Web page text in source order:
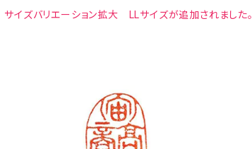
サイズバリエーション拡大 LLサイズが追加されました。